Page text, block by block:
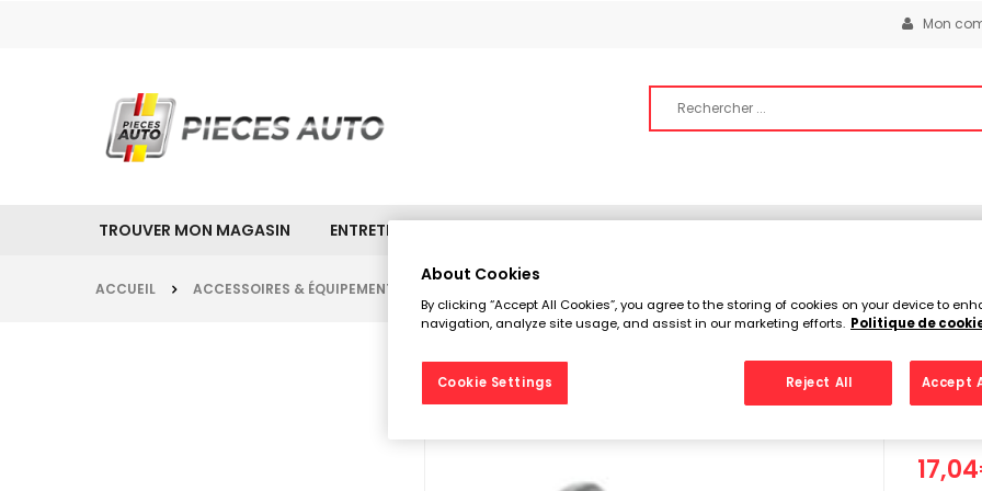
Mon
TROUVER MON MAGASIN ENTRETIEN & NETTOYAGE
ACCUEIL ACCESSOIRES & ÉQUIPEMENTS
17,04
About Cookies
By clicking “Accept All Cookies”, you agree to the storing of cookies on your device to
navigation, analyze site usage, and assist in our marketing efforts. Politique de
Reject All Accept
Cookie Settings